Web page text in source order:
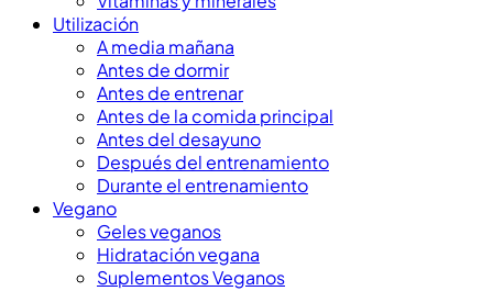
Utilización
A media mañana
Antes de dormir
Antes de entrenar
Antes de la comida principal
Antes del desayuno
Después del entrenamiento
Durante el entrenamiento
Vegano
Geles veganos
Hidratación vegana
Suplementos Veganos